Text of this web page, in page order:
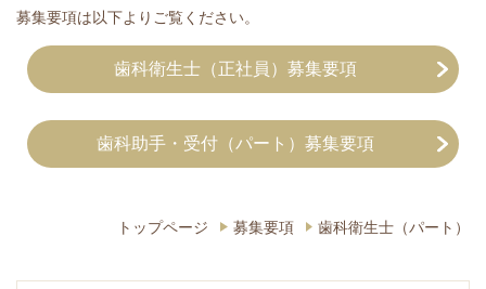
募集要項は以下よりご覧ください。
歯科衛生士（正社員）募集要項
歯科助手・受付（パート）募集要項
トップページ 募集要項 歯科衛生士（パート）